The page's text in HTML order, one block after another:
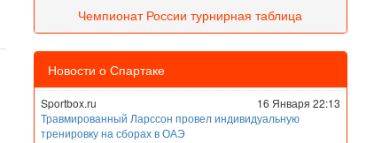
Чемпионат России турнирная таблица
Новости о Спартаке
Sportbox.ru
16 Января 22:13
Травмированный Ларссон провел индивидуальную
тренировку на сборах в ОАЭ